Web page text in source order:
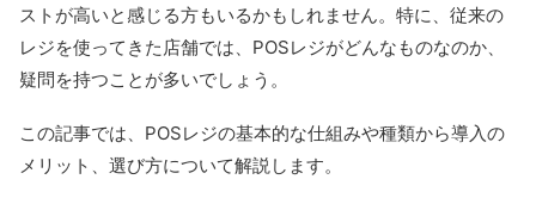
ストが高いと感じる方もいるかもしれません。特に、従来の
レジを使ってきた店舗では、POSレジがどんなものなのか、
疑問を持つことが多いでしょう。
この記事では、POSレジの基本的な仕組みや種類から導入の
メリット、選び方について解説します。